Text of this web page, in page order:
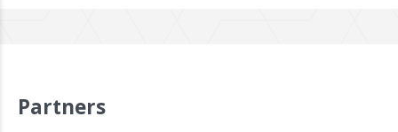
Partners